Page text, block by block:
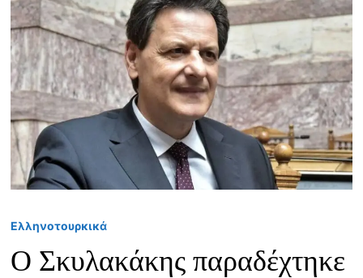
Ελληνοτουρκικά
Ο Σκυλακάκης παραδέχτηκε